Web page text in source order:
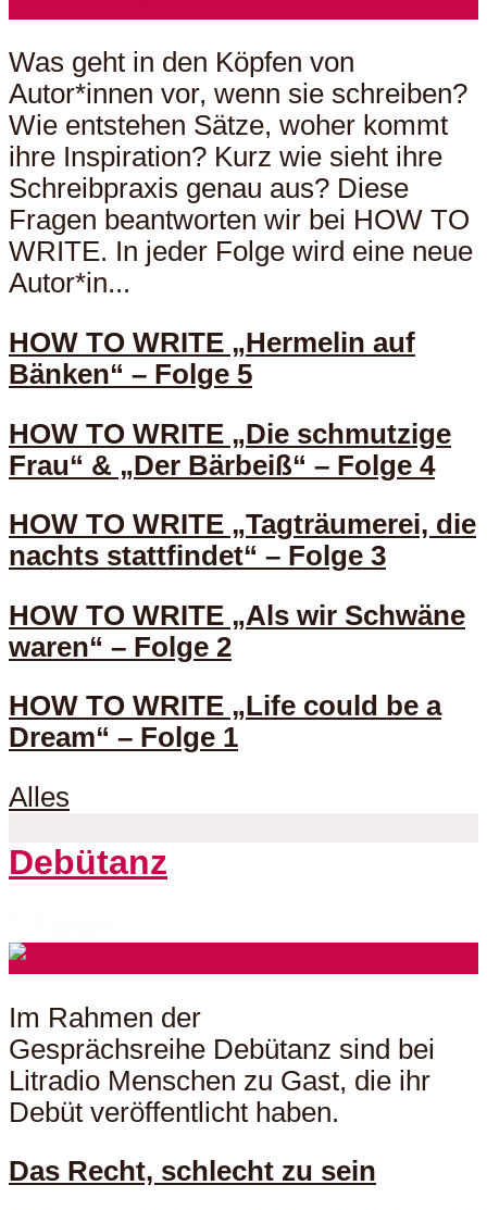
Was geht in den Köpfen von
Autor*innen vor, wenn sie schreiben?
Wie entstehen Sätze, woher kommt
ihre Inspiration? Kurz wie sieht ihre
Schreibpraxis genau aus? Diese
Fragen beantworten wir bei HOW TO
WRITE. In jeder Folge wird eine neue
Autor*in...
HOW TO WRITE „Hermelin auf
Bänken“ – Folge 5
HOW TO WRITE „Die schmutzige
Frau“ & „Der Bärbeiß“ – Folge 4
HOW TO WRITE „Tagträumerei, die
nachts stattfindet“ – Folge 3
HOW TO WRITE „Als wir Schwäne
waren“ – Folge 2
HOW TO WRITE „Life could be a
Dream“ – Folge 1
Alles
Debütanz
Im Rahmen der
Gesprächsreihe Debütanz sind bei
Litradio Menschen zu Gast, die ihr
Debüt veröffentlicht haben.
Das Recht, schlecht zu sein